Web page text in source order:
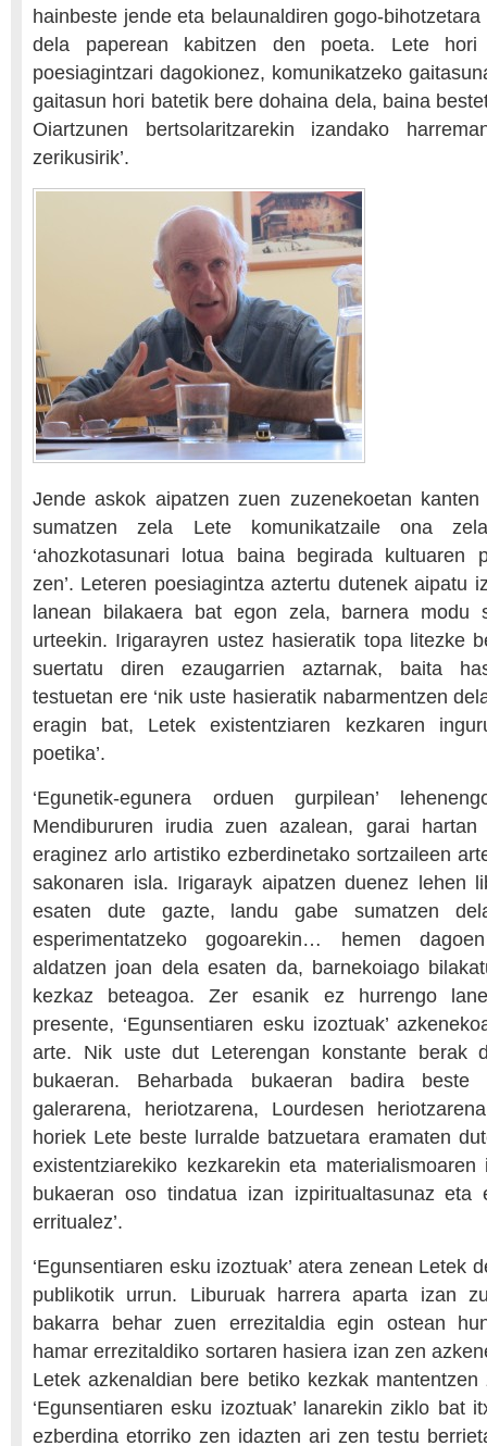
hainbeste jende eta belaunaldiren gogo-bihotzetara
dela paperean kabitzen den poeta. Lete
poesiagintzari dagokionez, komunikatzeko
gaitasun hori batetik bere dohaina dela, baina
Oiartzunen bertsolaritzarekin izandako
zerikusirik’.
Jende askok aipatzen zuen zuzenekoetan
sumatzen zela Lete komunikatzaile ona
‘ahozkotasunari lotua baina begirada kultuaren
zen’. Leteren poesiagintza aztertu dutenek aipatu
lanean bilakaera bat egon zela, barnera modu
urteekin. Irigarayren ustez hasieratik topa litezke
suertatu diren ezaugarrien aztarnak, baita
testuetan ere ‘nik uste hasieratik nabarmentzen
eragin bat, Letek existentziaren kezkaren
poetika’.
‘Egunetik-egunera orduen gurpilean’
Mendibururen irudia zuen azalean, garai
eraginez arlo artistiko ezberdinetako sortzaileen
sakonaren isla. Irigarayk aipatzen duenez lehen
esaten dute gazte, landu gabe sumatzen
esperimentatzeko gogoarekin… hemen
aldatzen joan dela esaten da, barnekoiago
kezkaz beteagoa. Zer esanik ez hurrengo
presente, ‘Egunsentiaren esku izoztuak’
arte. Nik uste dut Leterengan konstante berak
bukaeran. Beharbada bukaeran badira
galerarena, heriotzarena, Lourdesen
horiek Lete beste lurralde batzuetara eramaten
existentziarekiko kezkarekin eta
bukaeran oso tindatua izan izpiritualtasunaz eta
erritualez’.
‘Egunsentiaren esku izoztuak’ atera zenean Letek
publikotik urrun. Liburuak harrera aparta izan
bakarra behar zuen errezitaldia egin ostean
hamar errezitaldiko sortaren hasiera izan zen
Letek azkenaldian bere betiko kezkak
‘Egunsentiaren esku izoztuak’ lanarekin ziklo bat
ezberdina etorriko zen idazten ari zen testu